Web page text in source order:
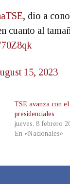
, dio a
cuanto al
15, 2023
TSE avanza con
presidenciales
jueves, 8 febrero
En «Nacionales»